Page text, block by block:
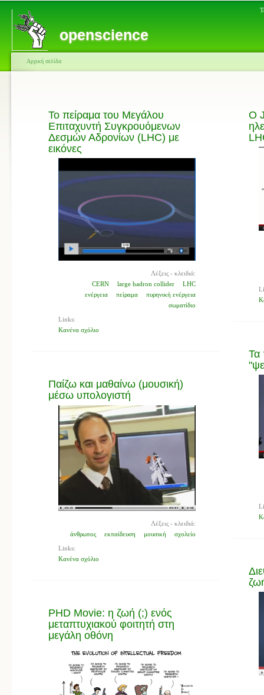
openscience
Αρχική σελίδα
Το πείραμα του Μεγάλου
Επιταχυντή Συγκρουόμενων
Δεσμών Αδρονίων (LHC) με
εικόνες
Λέξεις - κλειδιά:
CERN
large hadron collider
LHC
ενέργεια
πείραμα
πυρηνική ενέργεια
σωματίδιο
Links:
Κανένα σχόλιο
Παίζω και μαθαίνω (μουσική)
μέσω υπολογιστή
Λέξεις - κλειδιά:
άνθρωπος
εκπαίδευση μουσική
σχολείο
Links:
Κανένα σχόλιο
PHD Movie: η ζωή (;) ενός
μεταπτυχιακού φοιτητή στη
μεγάλη οθόνη
Ο
Τα